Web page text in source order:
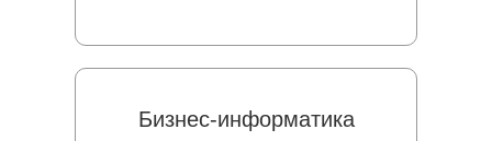
Бизнес-информатика